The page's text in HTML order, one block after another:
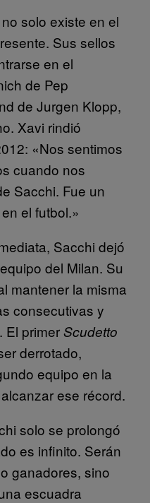
solo existe en el
Sus sellos
en el
de Pep
de Jurgen Klopp,
Xavi rindió
«Nos sentimos
cuando nos
Sacchi. Fue un
el futbol.»
Sacchi dejó
del Milan. Su
mantener la misma
consecutivas y
El primerScudetto
derrotado,
equipo en la
ese récord.
solo se prolongó
es infinito. Serán
ganadores, sino
escuadra